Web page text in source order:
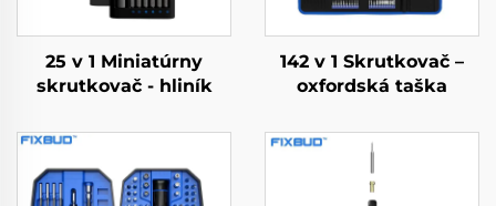
25 v 1 Miniatúrny
skrutkovač - hliník
142 v 1 Skrutkovač –
oxfordská taška